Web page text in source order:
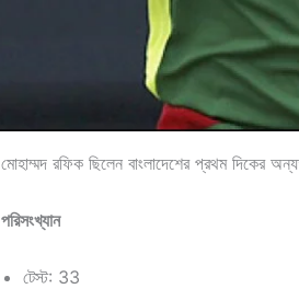
মোহাম্মদ রফিক ছিলেন বাংলাদেশের প্রথম দিকের
পরিসংখ্যান
টেস্ট: 33